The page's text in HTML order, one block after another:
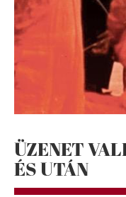
ÜZENET
ÉS UTÁN